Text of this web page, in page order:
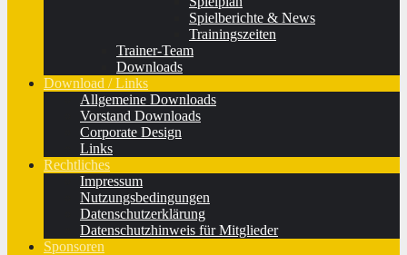
Spielberichte & News
Trainingszeiten
Trainer-Team
Downloads
Download / Links
Allgemeine Downloads
Vorstand Downloads
Corporate Design
Links
Rechtliches
Impressum
Nutzungsbedingungen
Datenschutzerklärung
Datenschutzhinweis für Mitglieder
Sponsoren